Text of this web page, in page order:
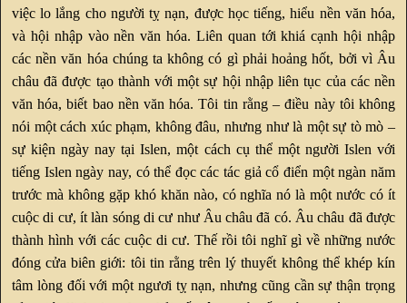
việc lo lắng cho người tỵ nạn, được học tiếng, hiểu nền văn hóa,
và hội nhập vào nền văn hóa. Liên quan tới khiá cạnh hội nhập
các nền văn hóa chúng ta không có gì phải hoảng hốt, bởi vì Âu
châu đã được tạo thành với một sự hội nhập liên tục của các nền
văn hóa, biết bao nền văn hóa. Tôi tin rằng – điều này tôi không
nói một cách xúc phạm, không đâu, nhưng như là một sự tò mò –
sự kiện ngày nay tại Islen, một cách cụ thể một người Islen với
tiếng Islen ngày nay, có thể đọc các tác giả cổ điển một ngàn năm
trước mà không gặp khó khăn nào, có nghĩa nó là một nước có ít
cuộc di cư, ít làn sóng di cư như Âu châu đã có. Âu châu đã được
thành hình với các cuộc di cư. Thế rồi tôi nghĩ gì về những nước
đóng cửa biên giới: tôi tin rằng trên lý thuyết không thể khép kín
tâm lòng đối với một ngươi tỵ nạn, nhưng cũng cần sự thận trọng